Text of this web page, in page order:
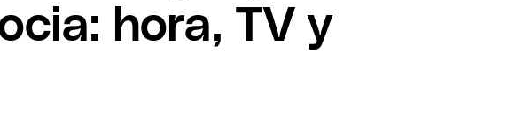
hora, TV y